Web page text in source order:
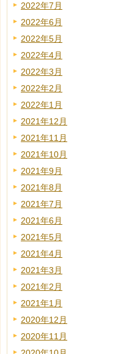
2022年7月
2022年6月
2022年5月
2022年4月
2022年3月
2022年2月
2022年1月
2021年12月
2021年11月
2021年10月
2021年9月
2021年8月
2021年7月
2021年6月
2021年5月
2021年4月
2021年3月
2021年2月
2021年1月
2020年12月
2020年11月